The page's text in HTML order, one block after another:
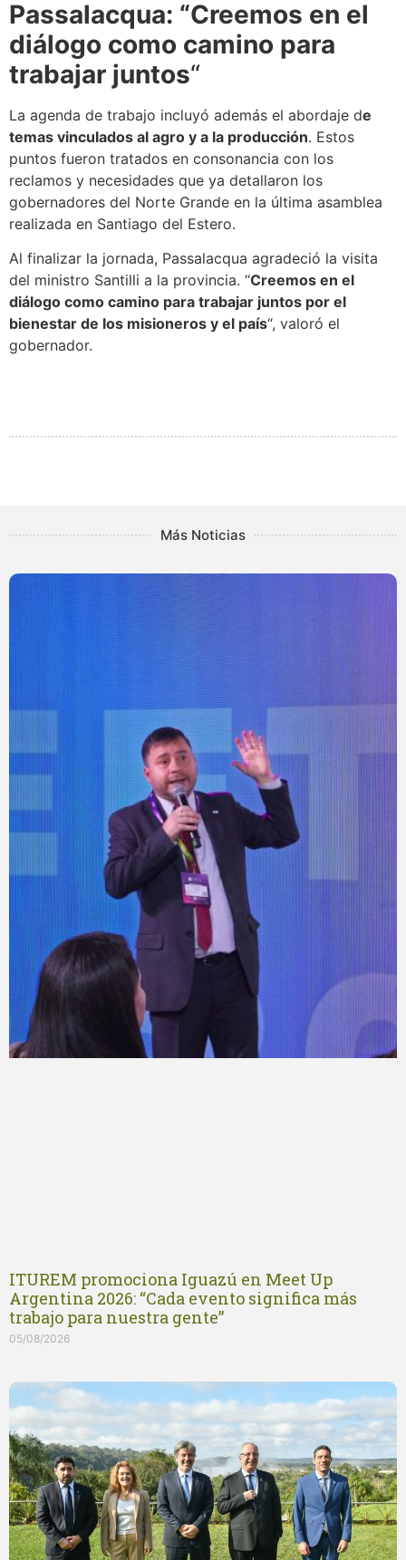
Passalacqua: “Creemos en el
diálogo como camino para
trabajar juntos“
La agenda de trabajo incluyó además el abordaje de
temas vinculados al agro y a la producción. Estos
puntos fueron tratados en consonancia con los
reclamos y necesidades que ya detallaron los
gobernadores del Norte Grande en la última asamblea
realizada en Santiago del Estero.
Al finalizar la jornada, Passalacqua agradeció la visita
del ministro Santilli a la provincia. “Creemos en el
diálogo como camino para trabajar juntos por el
bienestar de los misioneros y el país“, valoró el
gobernador.
Más Noticias
ITUREM promociona Iguazú en Meet Up
Argentina 2026: “Cada evento significa más
trabajo para nuestra gente”
05/08/2026